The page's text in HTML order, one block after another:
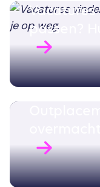
Vacatures
passen?